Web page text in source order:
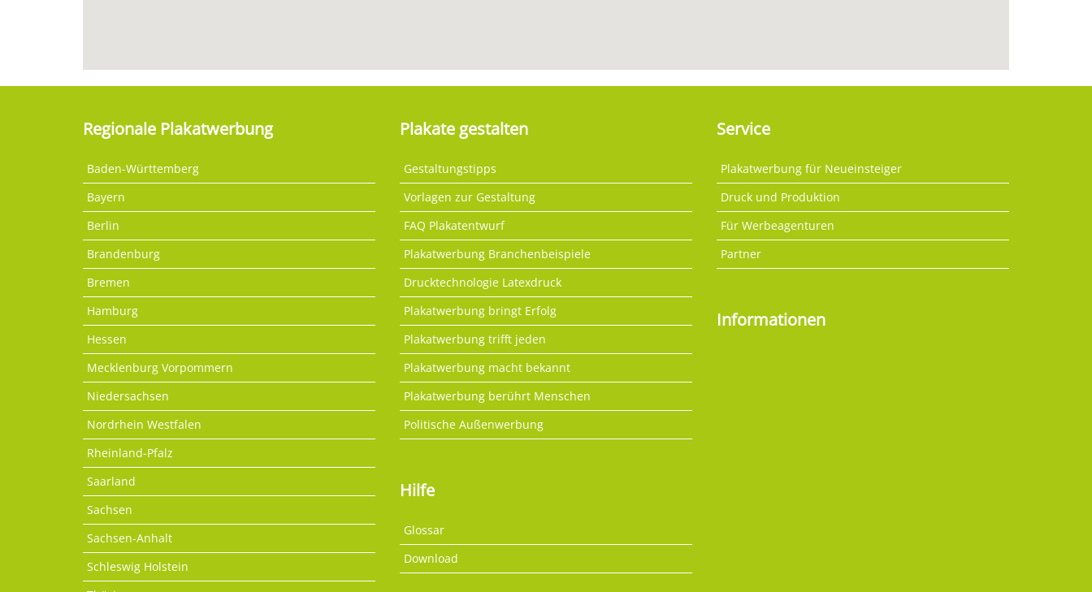
Regionale Plakatwerbung
Baden-Württemberg
Bayern
Berlin
Brandenburg
Bremen
Hamburg
Hessen
Mecklenburg Vorpommern
Niedersachsen
Nordrhein Westfalen
Rheinland-Pfalz
Saarland
Sachsen
Sachsen-Anhalt
Schleswig Holstein
Plakate gestalten
Gestaltungstipps
Vorlagen zur Gestaltung
FAQ Plakatentwurf
Plakatwerbung Branchenbeispiele
Drucktechnologie Latexdruck
Plakatwerbung bringt Erfolg
Plakatwerbung trifft jeden
Plakatwerbung macht bekannt
Plakatwerbung berührt Menschen
Politische Außenwerbung
Hilfe
Glossar
Download
Service
Plakatwerbung für Neueinsteiger
Druck und Produktion
Für Werbeagenturen
Partner
Informationen